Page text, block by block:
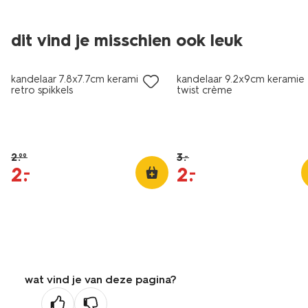
dit vind je misschien ook leuk
sale
kandelaar 7.8x7.7cm keramiek
retro spikkels
2.99
2.
–
sale
kandelaar 9.2x9cm
twist crème
3.–
2.
–
wat vind je van deze pagina?